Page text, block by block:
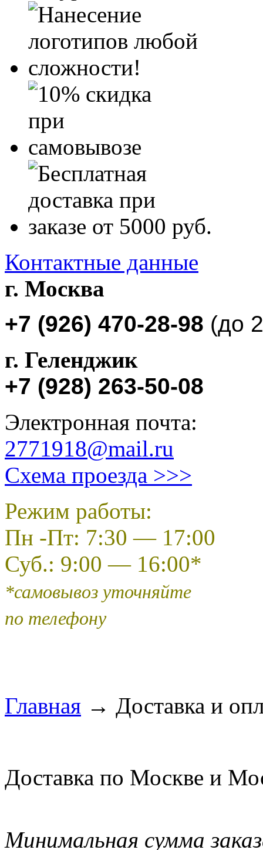
Контактные данные
г. Москва
+7 (926) 470-28-98 (до
г. Геленджик
+7 (928) 263-50-08
Электронная почта:
2771918@mail.ru
Схема проезда >>>
Режим работы:
Пн -Пт: 7:30 — 17:00
Суб.: 9:00 — 16:00*
*самовывоз уточняйте
по телефону
Главная → Доставка и
Доставка по Москве и
Минимальная сумма